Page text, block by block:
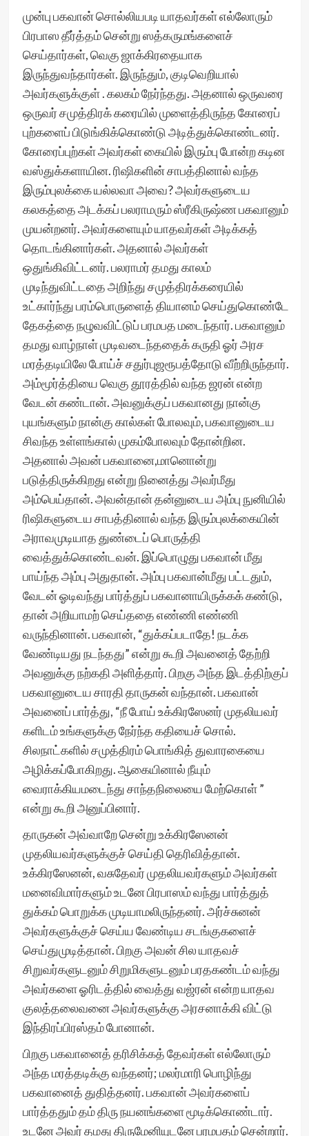
முன்பு பகவான் சொல்லியபடி யாதவர்கள் எல்லோரும்
பிரபாஸ தீர்த்தம் சென்று ஸத்கருமங்களைச்
செய்தார்கள், வெகு ஜாக்கிரதையாக
இருந்துவந்தார்கள். இருந்தும், குடிவெறியால்
அவர்களுக்குள் . கலகம் நேர்ந்தது. அதனால் ஒருவரை
ஒருவர் சமுத்திரக் கரையில் முளைத்திருந்த கோரைப்
புற்களைப் பிடுங்கிக்கொண்டு அடித்துக்கொண்டனர்.
கோரைப்புற்கள் அவர்கள் கையில் இரும்பு போன்ற கடின
வஸ்துக்களாயின. ரிஷிகளின் சாபத்தினால் வந்த
இரும்புலக்கை யல்லவா அவை? அவர்களுடைய
கலகத்தை அடக்கப் பலராமரும் ஸ்ரீகிருஷ்ண பகவானும்
முயன்றனர். அவர்களையும் யாதவர்கள் அடிக்கத்
தொடங்கினார்கள். அதனால் அவர்கள்
ஒதுங்கிவிட்டனர். பலராமர் தமது காலம்
முடிந்துவிட்டதை அறிந்து சமுத்திரக்கரையில்
உட்கார்ந்து பரம்பொருளைத் தியானம் செய்துகொண்டே
தேகத்தை நழுவவிட்டுப் பரமபத மடைந்தார். பகவானும்
தமது வாழ்நாள் முடிவடைந்ததைக் கருதி ஓர் அரச
மரத்தடியிலே போய்ச் சதுர்புஜரூபத்தோடு வீற்றிருந்தார்.
அம்மூர்த்தியை வெகு தூரத்தில் வந்த ஜரன் என்ற
வேடன் கண்டான். அவனுக்குப் பகவானது நான்கு
புயங்களும் நான்கு கால்கள் போலவும், பகவானுடைய
சிவந்த உள்ளங்கால் முகம்போலவும் தோன்றின.
அதனால் அவன் பகவானை,மானொன்று
படுத்திருக்கிறது என்று நினைத்து அவர்மீது
அம்பெய்தான். அவன்தான் தன்னுடைய அம்பு நுனியில்
ரிஷிகளுடைய சாபத்தினால் வந்த இரும்புலக்கையின்
அராவமுடியாத துண்டைப் பொருத்தி
வைத்துக்கொண்டவன். இப்பொழுது பகவான் மீது
பாய்ந்த அம்பு அதுதான். அம்பு பகவான்மீது பட்டதும்,
வேடன் ஓடிவந்து பார்த்துப் பகவானாயிருக்கக் கண்டு,
தான் அறியாமற் செய்ததை எண்ணி எண்ணி
வருந்தினான். பகவான், “துக்கப்படாதே! நடக்க
வேண்டியது நடந்தது” என்று கூறி அவனைத் தேற்றி
அவனுக்கு நற்கதி அளித்தார். பிறகு அந்த இடத்திற்குப்
பகவானுடைய சாரதி தாருகன் வந்தான். பகவான்
அவனைப் பார்த்து, “நீ போய் உக்கிரஸேனர் முதலியவர்
களிடம் உங்களுக்கு நேர்ந்த கதியைச் சொல்.
சிலநாட்களில் சமுத்திரம் பொங்கித் துவாரகையை
அழிக்கப்போகிறது. ஆகையினால் நீயும்
வைராக்கியமடைந்து சாந்தநிலையை மேற்கொள் ”
என்று கூறி அனுப்பினார்.
தாருகன் அவ்வாறே சென்று உக்கிரஸேனன்
முதலியவர்களுக்குச் செய்தி தெரிவித்தான்.
உக்கிரஸேனன், வசுதேவர் முதலியவர்களும் அவர்கள்
மனைவிமார்களும் உடனே பிரபாஸம் வந்து பார்த்துத்
துக்கம் பொறுக்க முடியாமலிருந்தனர். அர்ச்சுனன்
அவர்களுக்குச் செய்ய வேண்டிய சடங்குகளைச்
செய்துமுடித்தான். பிறகு அவன் சில யாதவச்
சிறுவர்களுடனும் சிறுமிகளுடனும் பரதகண்டம் வந்து
அவர்களை ஓரிடத்தில் வைத்து வஜ்ரன் என்ற யாதவ
குலத்தலைவனை அவர்களுக்கு அரசனாக்கி விட்டு
இந்திரப்பிரஸ்தம் போனான்.
பிறகு பகவானைத் தரிசிக்கத் தேவர்கள் எல்லோரும்
அந்த மரத்தடிக்கு வந்தனர்; மலர்மாரி பொழிந்து
பகவானைத் துதித்தனர். பகவான் அவர்களைப்
பார்த்ததும் தம் திரு நயனங்களை மூடிக்கொண்டார்.
உடனே அவர் தமது திருமேனியுடனே பரமபதம் சென்றார்.